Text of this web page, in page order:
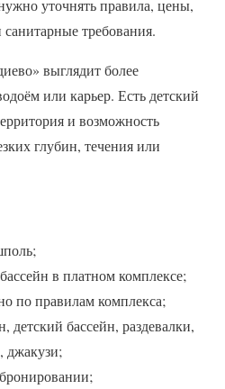
уточнять правила, цены,
требования.
выглядит более
или карьер. Есть детский
и возможность
глубин, течения или
в платном комплексе;
по правилам комплекса;
детский бассейн, раздевалки,
джакузи;